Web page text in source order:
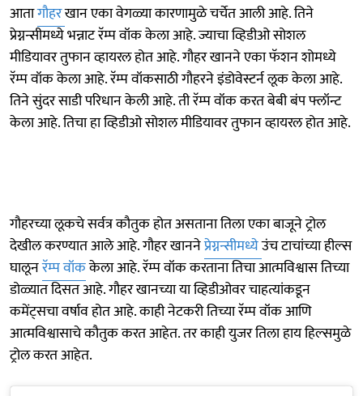
आतागौहरखान एका वेगळ्या कारणामुळे चर्चेत आली आहे. तिने
प्रेग्नन्सीमध्ये भन्नाट रॅम्प वॉक केला आहे. ज्याचा व्हिडीओ सोशल
मीडियावर तुफान व्हायरल होत आहे. गौहर खानने एका फॅशन शोमध्ये
रॅम्प वॉक केला आहे. रॅम्प वॉकसाठी गौहरने इंडोवेस्टर्न लूक केला आहे.
तिने सुंदर साडी परिधान केली आहे. ती रॅम्प वॉक करत बेबी बंप फ्लॉन्ट
केला आहे. तिचा हा व्हिडीओ सोशल मीडियावर तुफान व्हायरल होत आहे.
गौहरच्या लूकचे सर्वत्र कौतुक होत असताना तिला एका बाजूने ट्रोल
देखील करण्यात आले आहे. गौहर खाननेप्रेग्नन्सीमध्येउंच टाचांच्या हील्स
घालूनरॅम्प वॉककेला आहे. रॅम्प वॉक करताना तिचा आत्मविश्वास तिच्या
डोळ्यात दिसत आहे. गौहर खानच्या या व्हिडीओवर चाहत्यांकडून
कमेंट्सचा वर्षाव होत आहे. काही नेटकरी तिच्या रॅम्प वॉक आणि
आत्मविश्वासाचे कौतुक करत आहेत. तर काही युजर तिला हाय हिल्समुळे
ट्रोल करत आहेत.